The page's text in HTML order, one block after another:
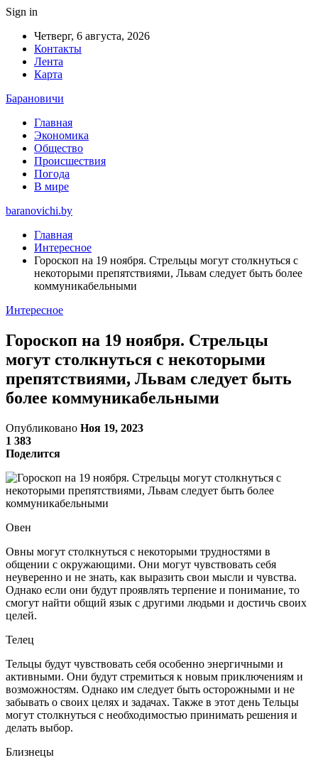
Sign in
Четверг, 6 августа, 2026
Контакты
Лента
Карта
Барановичи
Главная
Экономика
Общество
Происшествия
Погода
В мире
baranovichi.by
Главная
Интересное
Гороскоп на 19 ноября. Стрельцы могут столкнуться с
некоторыми препятствиями, Львам следует быть более
коммуникабельными
Интересное
Гороскоп на 19 ноября. Стрельцы
могут столкнуться с некоторыми
препятствиями, Львам следует быть
более коммуникабельными
Опубликовано Ноя 19, 2023
1 383
Поделится
Овен
Овны могут столкнуться с некоторыми трудностями в
общении с окружающими. Они могут чувствовать себя
неуверенно и не знать, как выразить свои мысли и чувства.
Однако если они будут проявлять терпение и понимание, то
смогут найти общий язык с другими людьми и достичь своих
целей.
Телец
Тельцы будут чувствовать себя особенно энергичными и
активными. Они будут стремиться к новым приключениям и
возможностям. Однако им следует быть осторожными и не
забывать о своих целях и задачах. Также в этот день Тельцы
могут столкнуться с необходимостью принимать решения и
делать выбор.
Близнецы